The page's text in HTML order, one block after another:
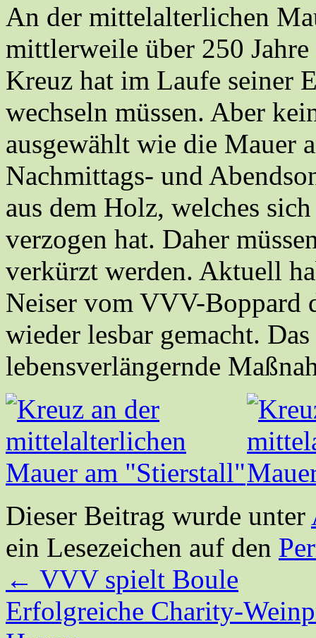
An der mittelalterlichen
mittlerweile über 250
Kreuz hat im Laufe seiner
wechseln müssen. Aber
ausgewählt wie die Mauer
Nachmittags- und
aus dem Holz, welches
verzogen hat. Daher
verkürzt werden. Aktuell
Neiser vom VVV-Boppard
wieder lesbar gemacht.
lebensverlängernde
Dieser Beitrag wurde unter
ein Lesezeichen auf den
← VVV spielt Boule
Erfolgreiche Charity-